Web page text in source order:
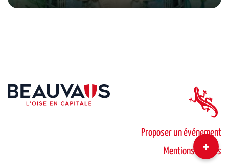
Proposer un événement
Mentions légales